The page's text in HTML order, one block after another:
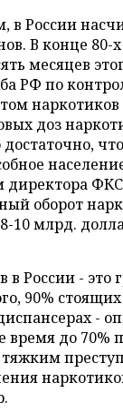
России
В конце 80-
месяцев
РФ по
доз
достаточно,
директора
оборот
10 млрд.
в России - это
90%
-
до 70%